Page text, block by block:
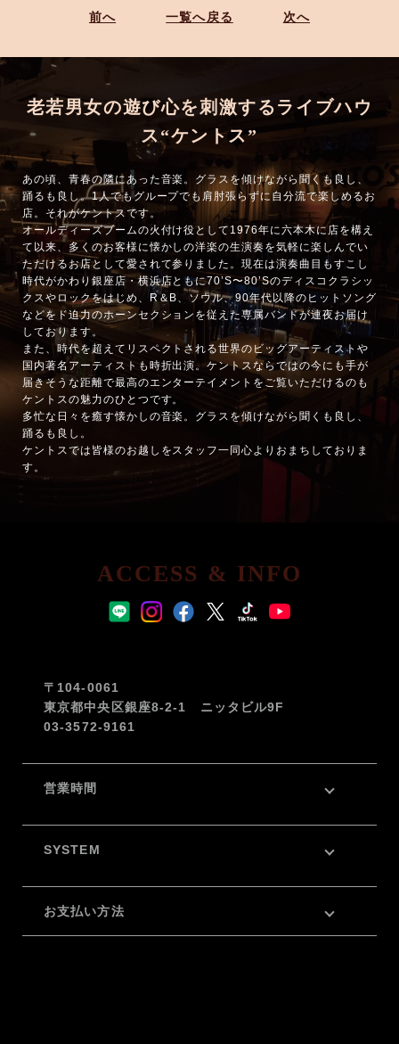
前へ 一覧へ戻る 次へ
老若男女の遊び心を刺激するライブハウ
ス“ケントス”
あの頃、青春の隣にあった音楽。グラスを傾けながら聞くも良し、
踊るも良し。1人でもグループでも肩肘張らずに自分流で楽しめるお
店。それがケントスです。
オールディーズブームの火付け役として1976年に六本木に店を構え
て以来、多くのお客様に懐かしの洋楽の生演奏を気軽に楽しんでい
ただけるお店として愛されて参りました。現在は演奏曲目もすこし
時代がかわり銀座店・横浜店ともに70’S〜80’Sのディスコクラシッ
クスやロックをはじめ、R＆B、ソウル、90年代以降のヒットソング
などをド迫力のホーンセクションを従えた専属バンドが連夜お届け
しております。
また、時代を超えてリスペクトされる世界のビッグアーティストや
国内著名アーティストも時折出演。ケントスならではの今にも手が
届きそうな距離で最高のエンターテイメントをご覧いただけるのも
ケントスの魅力のひとつです。
多忙な日々を癒す懐かしの音楽。グラスを傾けながら聞くも良し、
踊るも良し。
ケントスでは皆様のお越しをスタッフ一同心よりおまちしておりま
す。
ACCESS & INFO
〒104-0061
東京都中央区銀座8-2-1 ニッタビル9F
03-3572-9161
営業時間
SYSTEM
お支払い方法